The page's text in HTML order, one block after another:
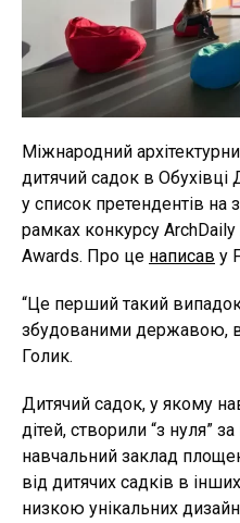
Міжнародний
дитячий садок в Обухівці
у список претендентів на
рамках конкурсу
Awards. Про це написав у
“Це перший такий
збудованими державою, в
Голик.
Дитячий садок, у якому
дітей, створили “з нуля”
навчальний заклад
від дитячих садків в
низкою унікальних